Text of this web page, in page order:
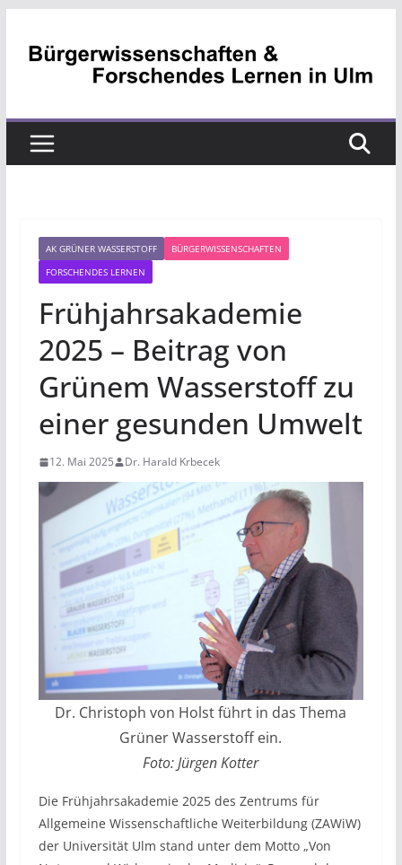
Inhalt
AK GRÜNER WASSERSTOFF
BÜRGERWISSENSCHAFTEN
FORSCHENDES LERNEN
Frühjahrsakademie
2025 – Beitrag von
Grünem Wasserstoff zu
einer gesunden Umwelt
12. Mai 2025 Dr. Harald Krbecek
Dr. Christoph von Holst führt in das Thema
Grüner Wasserstoff ein.
Foto: Jürgen Kotter
Die Frühjahrsakademie 2025 des Zentrums für
Allgemeine Wissenschaftliche Weiterbildung (ZAWiW)
der Universität Ulm stand unter dem Motto „Von